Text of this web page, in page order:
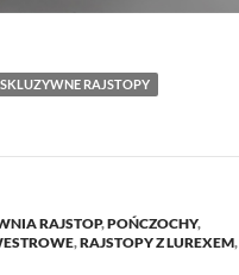
RAJSTOPY
RAJSTOP,POŃCZOCHY,
,RAJSTOPY Z LUREXEM,